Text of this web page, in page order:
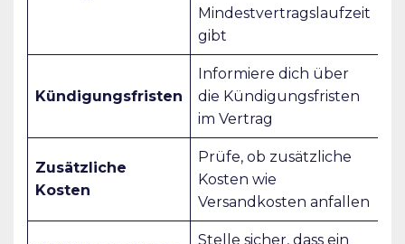
Mindestvertragslaufzeit
gibt
Kündigungsfristen
Informiere dich über
die Kündigungsfristen
im Vertrag
Zusätzliche
Kosten
Prüfe, ob zusätzliche
Kosten wie
Versandkosten anfallen
Stelle sicher, dass ein